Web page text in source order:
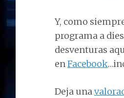
Y, como
programa a
desventuras
enFacebook
Deja una